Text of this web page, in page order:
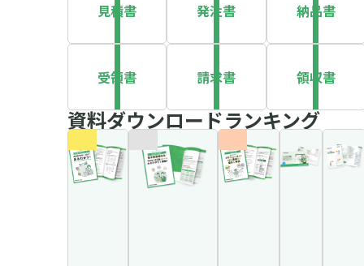
見積書 発注書 納品書
受領書 請求書 領収書
資料ダウンロードランキング